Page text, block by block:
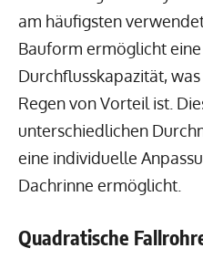
am häufigsten
Bauform ermöglicht
Durchflusskapazität,
Regen von Vorteil ist.
unterschiedlichen
eine individuelle
Dachrinne ermöglicht.
Quadratische